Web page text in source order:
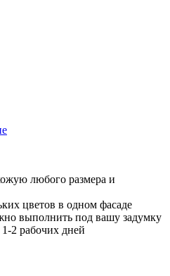
любого размера и
цветов в одном фасаде
выполнить под вашу задумку
1-2 рабочих дней